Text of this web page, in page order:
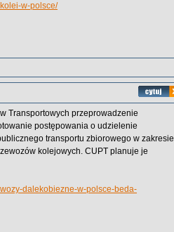
w-polsce/
Transportowych przeprowadzenie
postępowania o udzielenie
transportu zbiorowego w zakresie
kolejowych. CUPT planuje je
dalekobiezne-w-polsce-beda-